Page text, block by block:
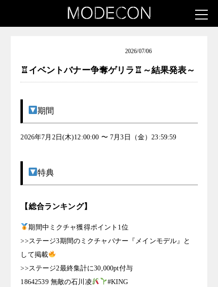
2026/07/06
♖イベントバナー争奪ゲリラ♖～結果発表～
期間
2026年7月2日(木)12:00:00 〜 7月3日（金）23:59:59
特典
【総合ランキング】
期間中ミクチャ獲得ポイント1位
>>ステージ3期間のミクチャバナー『メインモデル』と
して掲載
>>ステージ2最終集計に30,000pt付与
18642539 無敵の石川凌
#KING